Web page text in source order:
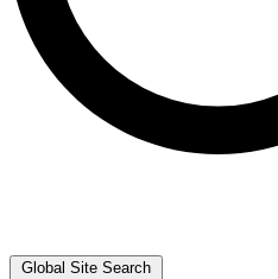
Global Site Search